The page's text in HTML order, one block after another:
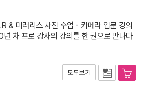
& 미러리스 사진 수업 - 카메라 입문 강의
차 프로 강사의 강의를 한 권으로 만나다
모두보기